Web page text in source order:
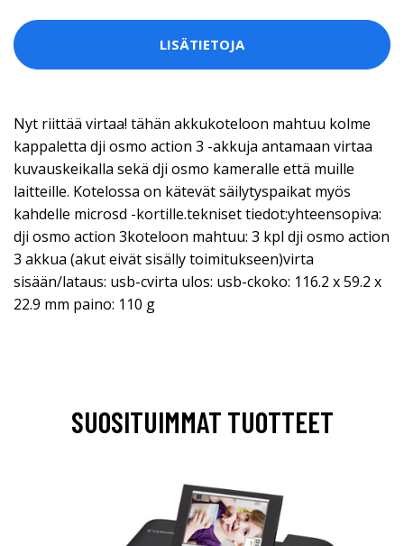
LISÄTIETOJA
Nyt riittää virtaa! tähän akkukoteloon mahtuu kolme
kappaletta dji osmo action 3 -akkuja antamaan virtaa
kuvauskeikalla sekä dji osmo kameralle että muille
laitteille. Kotelossa on kätevät säilytyspaikat myös
kahdelle microsd -kortille.tekniset tiedot:yhteensopiva:
dji osmo action 3koteloon mahtuu: 3 kpl dji osmo action
3 akkua (akut eivät sisälly toimitukseen)virta
sisään/lataus: usb-cvirta ulos: usb-ckoko: 116.2 x 59.2 x
22.9 mm paino: 110 g
SUOSITUIMMAT TUOTTEET